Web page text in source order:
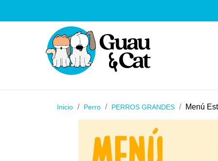
Inicio Perro PERROS GRANDES Menú